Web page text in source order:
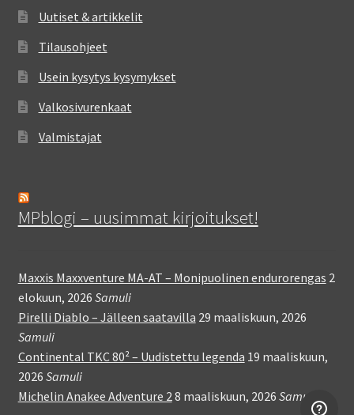
Uutiset & artikkelit
Tilausohjeet
Usein kysytys kysymykset
Valkosivurenkaat
Valmistajat
MPblogi – uusimmat kirjoitukset!
Maxxis Maxxventure MA-AT – Monipuolinen endurorengas 2
elokuun, 2026 Samuli
Pirelli Diablo – Jälleen saatavilla 29 maaliskuun, 2026
Samuli
Continental TKC 80² – Uudistettu legenda 19 maaliskuun,
2026 Samuli
Michelin Anakee Adventure 28 maaliskuun, 2026 Samuli